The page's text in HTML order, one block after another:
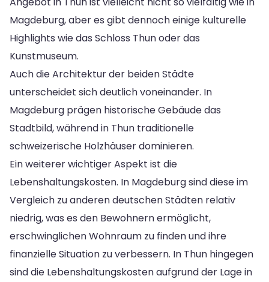
Magdeburg, aber es gibt dennoch einige kulturelle
Highlights wie das Schloss Thun oder das
Kunstmuseum.
Auch die Architektur der beiden Städte
unterscheidet sich deutlich voneinander. In
Magdeburg prägen historische Gebäude das
Stadtbild, während in Thun traditionelle
schweizerische Holzhäuser dominieren.
Ein weiterer wichtiger Aspekt ist die
Lebenshaltungskosten. In Magdeburg sind diese im
Vergleich zu anderen deutschen Städten relativ
niedrig, was es den Bewohnern ermöglicht,
erschwinglichen Wohnraum zu finden und ihre
finanzielle Situation zu verbessern. In Thun hingegen
sind die Lebenshaltungskosten aufgrund der Lage in